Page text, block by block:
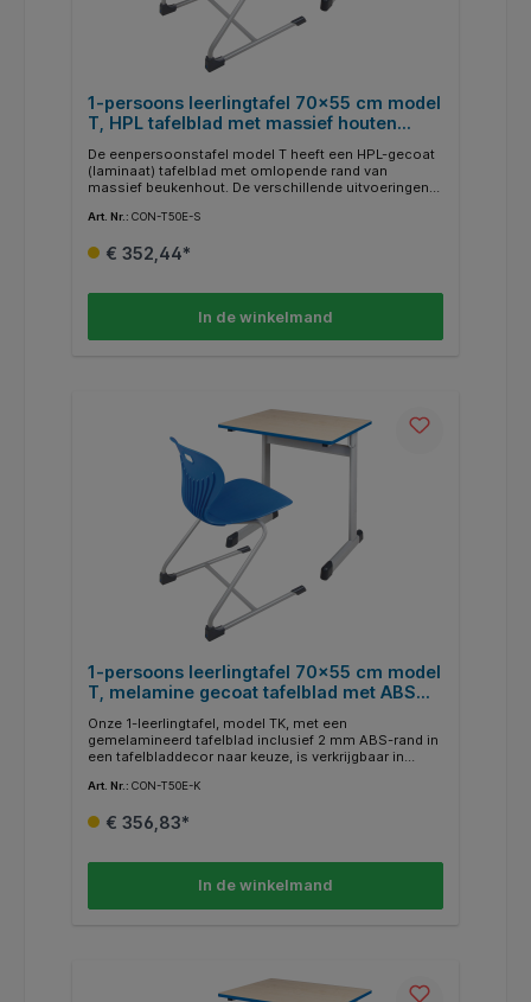
1-persoons leerlingtafel 70x55 cm model
T, HPL tafelblad met massief houten
De eenpersoonstafel model T heeft een HPL-gecoat
(laminaat) tafelblad met omlopende rand van
massief beukenhout. De verschillende uitvoeringen
beschikbare RAL-kleuren laten veel designwensen
maphaak met afgeronde hoeken gelast. De
verkrijgbaar (FG-ST).
Art. Nr.: CON-T50E-S
€ 352,44*
In de winkelmand
1-persoons leerlingtafel 70x55 cm model
T, melamine gecoat tafelblad met ABS
Onze 1-leerlingtafel, model TK, met een
gemelamineerd tafelblad inclusief 2 mm ABS-rand in
een tafelbladdecor naar keuze, is verkrijgbaar in
en RAL-kleuren laten veel designwensen onvervuld.
afgeronde hoeken gelast. De buisuiteinden zijn
Art. Nr.: CON-T50E-K
€ 356,83*
In de winkelmand